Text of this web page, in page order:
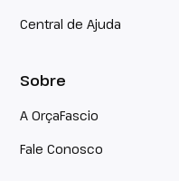
Central de Ajuda
Sobre
A OrçaFascio
Fale Conosco